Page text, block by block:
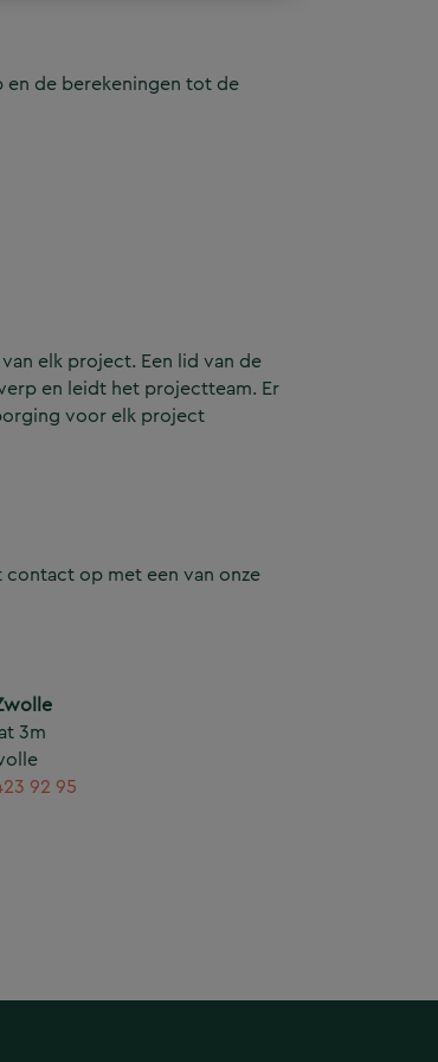
de berekeningen tot de
elk project. Een lid van de
en leidt het projectteam. Er
voor elk project
op met een van onze
3m
92 95